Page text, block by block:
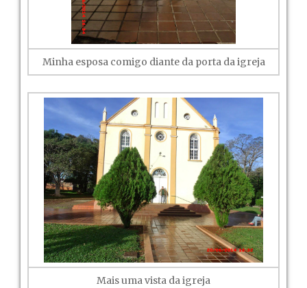
Minha esposa comigo diante da porta da igreja
Mais uma vista da igreja